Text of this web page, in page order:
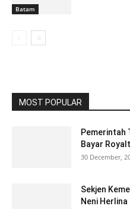
Batam
MOST POPULAR
Pemerintah
Bayar
30 December,
Sekjen
Neni Herlina